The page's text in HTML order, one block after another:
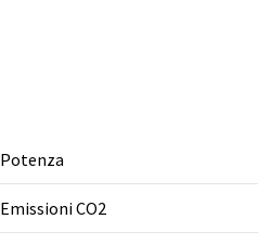
Potenza
Emissioni CO2